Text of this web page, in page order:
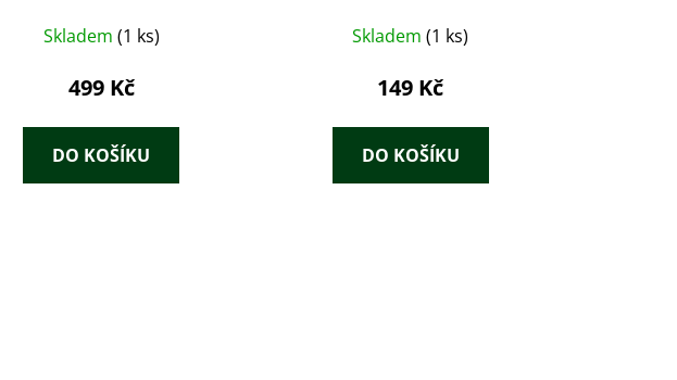
Skladem (1 ks)
499 Kč
DO KOŠÍKU
Skladem(1 ks)
149 Kč
DO KOŠÍKU